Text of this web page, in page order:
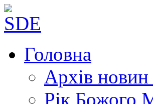
Головна
Архів новин
Рік Божого